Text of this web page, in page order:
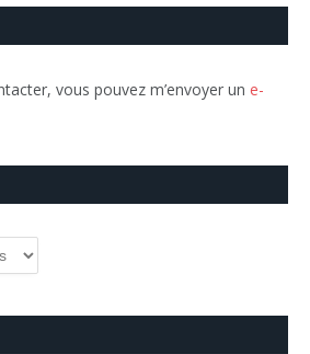
vous pouvez m’envoyer un e-